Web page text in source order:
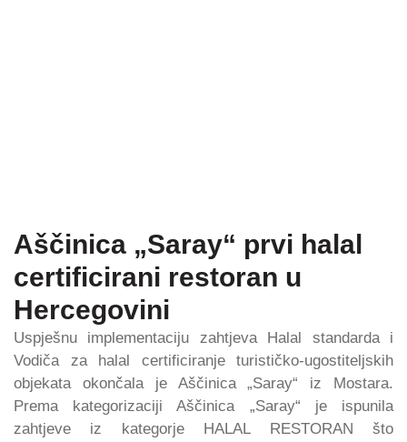
Aščinica „Saray“ prvi halal
certificirani restoran u
Hercegovini
Uspješnu implementaciju zahtjeva Halal standarda i
Vodiča za halal certificiranje turističko-ugostiteljskih
objekata okončala je Aščinica „Saray“ iz Mostara.
Prema kategorizaciji Aščinica „Saray“ je ispunila
zahtjeve iz kategorje HALAL RESTORAN što